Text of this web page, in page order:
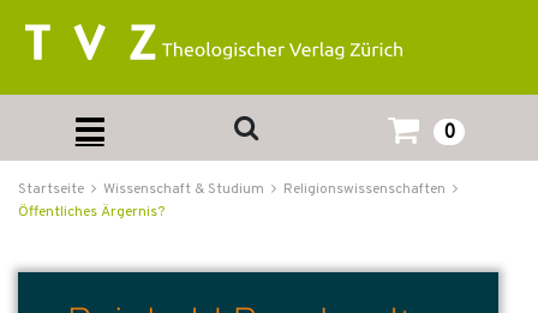
0
Startseite Wissenschaft & Studium
Religionswissenschaften
Öffentliches Ärgernis?